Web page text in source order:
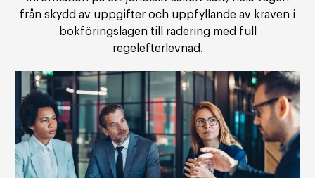
från skydd av uppgifter och uppfyllande av kraven i
bokföringslagen till radering med full
regelefterlevnad.